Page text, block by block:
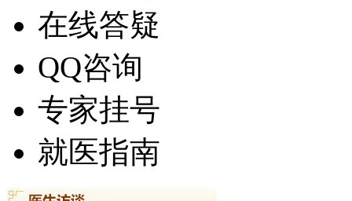
在线答疑
QQ咨询
专家挂号
就医指南